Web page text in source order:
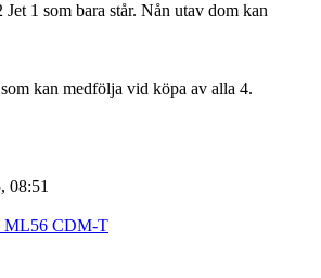
1 som bara står. Nån utav dom kan
kan medfölja vid köpa av alla 4.
08:51
ML56 CDM-T